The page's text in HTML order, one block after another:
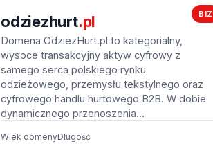
BIZ
odziezhurt.pl
Domena OdziezHurt.pl to kategorialny,
wysoce transakcyjny aktyw cyfrowy z
samego serca polskiego rynku
odzieżowego, przemysłu tekstylnego oraz
cyfrowego handlu hurtowego B2B. W dobie
dynamicznego przenoszenia...
Wiek domenyDługość